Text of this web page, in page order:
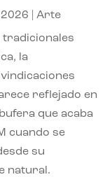
|Arte
tradicionales
la
reflejado en
que acaba
cuando se
su
natural.